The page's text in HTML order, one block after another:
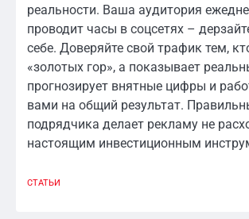
реальности. Ваша аудитория
проводит часы в соцсетях –
себе. Доверяйте свой трафик тем,
«золотых гор», а показывает
прогнозирует внятные цифры и
вами на общий результат.
подрядчика делает рекламу не
настоящим инвестиционным
СТАТЬИ